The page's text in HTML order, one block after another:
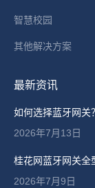
智慧校园
其他解决方案
最新资讯
如何选择蓝牙网
2026年7月13日
桂花网蓝牙网关全
2026年7月9日